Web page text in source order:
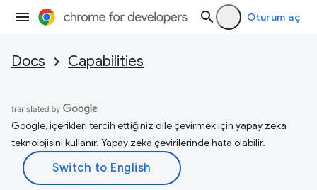
Oturum aç
Docs Capabilities
Google, içerikleri tercih ettiğiniz dile çevirmek için yapay zeka
teknolojisini kullanır. Yapay zeka çevirilerinde hata olabilir.